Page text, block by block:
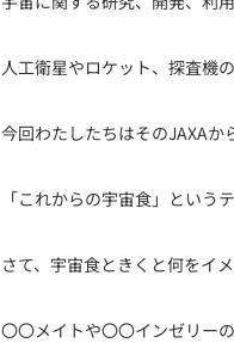
人工衛星やロケット、探査機
今回わたしたちはそのJAXAか
「これからの宇宙食」という
さて、宇宙食ときくと何をイ
〇〇メイトや〇〇インゼリー